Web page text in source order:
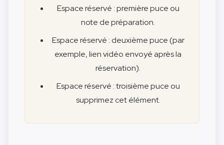
Espace réservé : première puce ou
note de préparation.
Espace réservé : deuxième puce (par
exemple, lien vidéo envoyé après la
réservation).
Espace réservé : troisième puce ou
supprimez cet élément.